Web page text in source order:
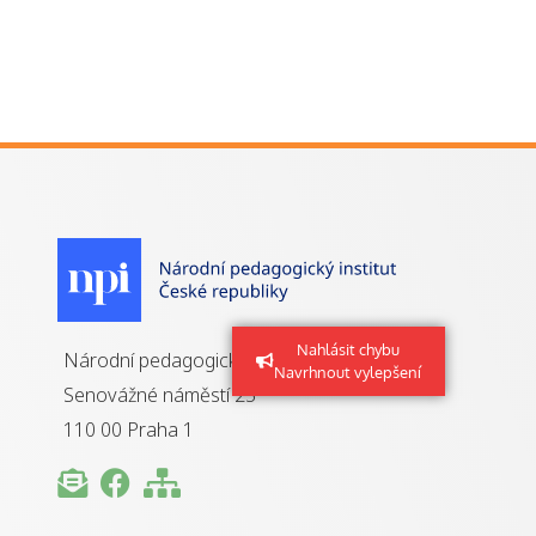
Nahlásit chybu
Navrhnout vylepšení
Národní pedagogický institut ČR
Senovážné náměstí 25
110 00 Praha 1